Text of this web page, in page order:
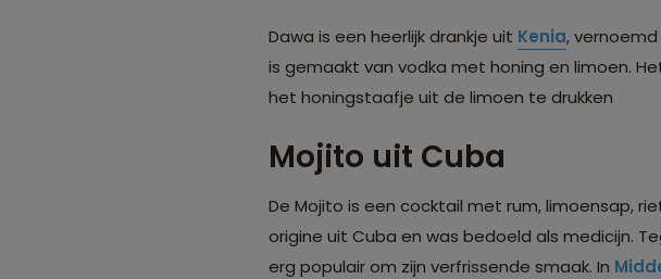
Dawa is een heerlijk drankje uit Kenia,
is gemaakt van vodka met honing en limoen.
het honingstaafje uit de limoen te drukken
Mojito uit Cuba
De Mojito is een cocktail met rum, limoensap,
origine uit Cuba en was bedoeld als medicijn.
erg populair om zijn verfrissende smaak. In